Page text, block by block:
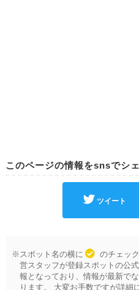
このページの情報をsnsでシ
ツイート
※スポット名の横に
のチェッ
営スタッフが登録スポットの公
報となっており、情報が最新で
ります。 大変お手数ですが詳細